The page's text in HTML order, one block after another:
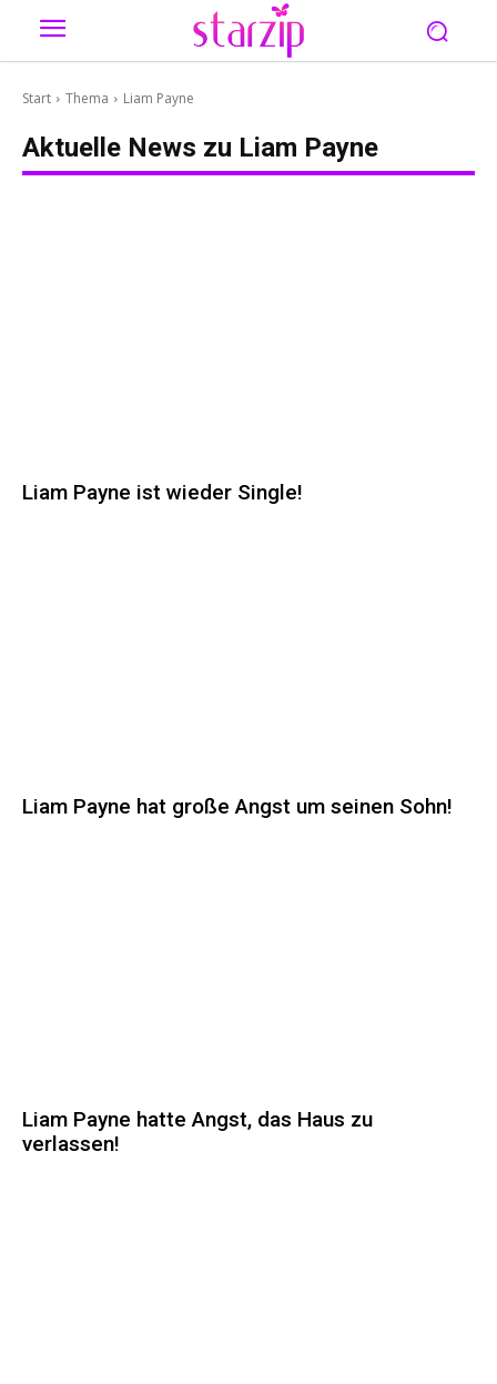
Start Thema Liam Payne
Aktuelle News zu Liam Payne
Liam Payne ist wieder Single!
Liam Payne hat große Angst um seinen Sohn!
Liam Payne hatte Angst, das Haus zu
verlassen!